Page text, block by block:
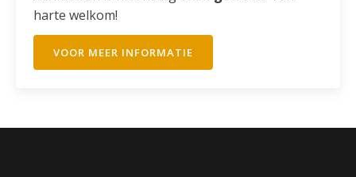
harte welkom!
VOOR MEER INFORMATIE